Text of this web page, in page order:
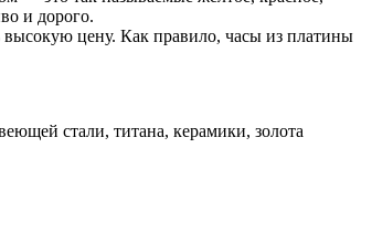
и дорого.
высокую цену. Как правило, часы из платины
стали, титана, керамики, золота